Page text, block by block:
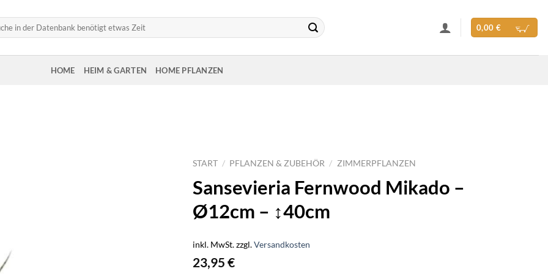
0,00 €
HOME HEIM & GARTEN HOME PFLANZEN
START / PFLANZEN & ZUBEHÖR / ZIMMERPFLANZEN
Sansevieria Fernwood Mikado –
Ø12cm – ↕40cm
inkl. MwSt.zzgl.Versandkosten
23,95€